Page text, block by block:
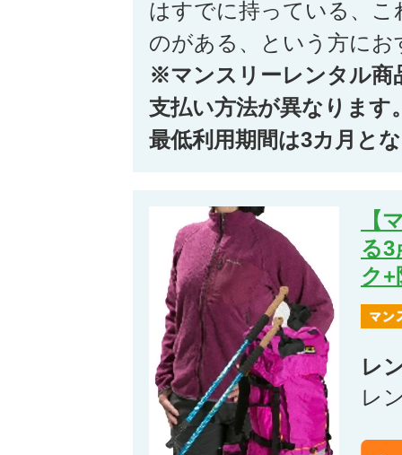
はすでに持っている、
のがある、という方に
※マンスリーレンタル商
支払い方法が異なります
最低利用期間は3カ月と
【
る3
ク+
レ
レ